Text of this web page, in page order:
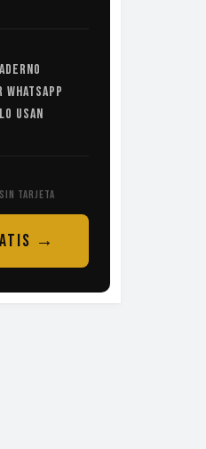
WHATSAPP
USAN
TARJETA
→